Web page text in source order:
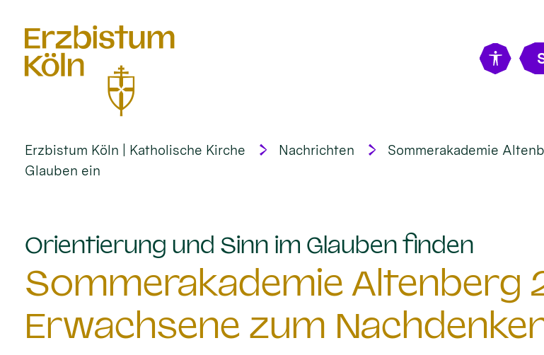
Erzbistum Köln | Katholische Kirche Nachrichten
Sommerakademie
Glauben ein
Orientierung und Sinn im Glauben finden
Sommerakademie Altenberg
Erwachsene zum